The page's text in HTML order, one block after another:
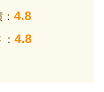
4.8
4.8